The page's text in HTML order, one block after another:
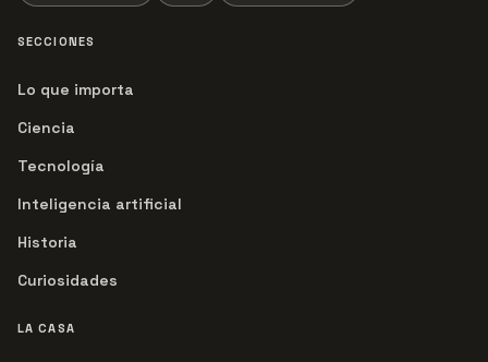
SECCIONES
Lo que importa
Ciencia
Tecnología
Inteligencia artificial
Historia
Curiosidades
LA CASA